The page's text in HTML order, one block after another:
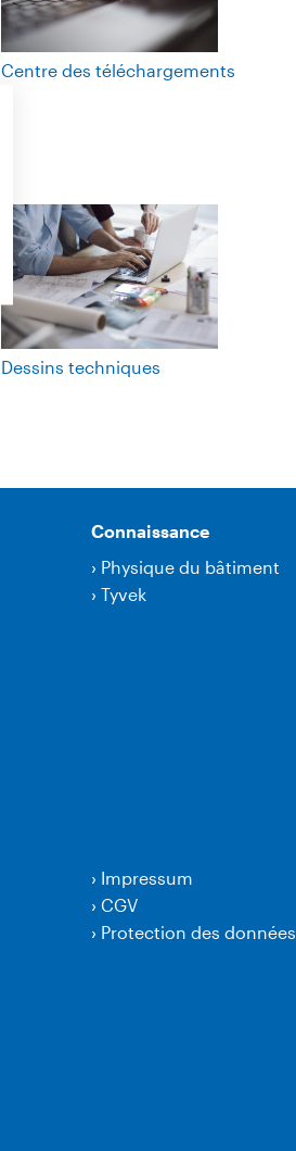
Centre des téléchargements
Dessins techniques
Connaissance
› Physique du bâtiment
› Tyvek
› Impressum
› CGV
› Protection des données